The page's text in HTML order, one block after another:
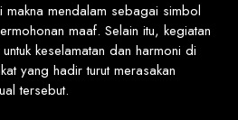
makna mendalam sebagai simbol
maaf. Selain itu, kegiatan
keselamatan dan harmoni di
yang hadir turut merasakan
tersebut.